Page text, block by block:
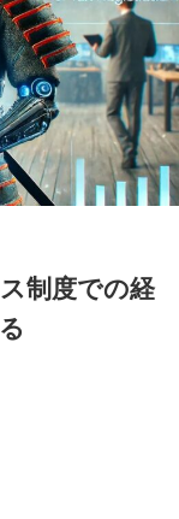
制度での経